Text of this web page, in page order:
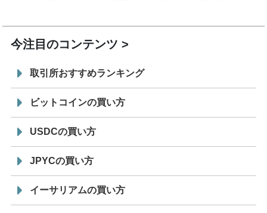
今注目のコンテンツ
取引所おすすめランキング
ビットコインの買い方
USDCの買い方
JPYCの買い方
イーサリアムの買い方